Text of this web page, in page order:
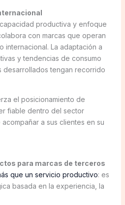
productiva y enfoque
con marcas que operan
internacional. La adaptación a
y tendencias de consumo
desarrollados tengan recorrido
el posicionamiento de
fiable dentro del sector
a sus clientes en su
para marcas de terceros
que un servicio productivo: es
basada en la experiencia, la